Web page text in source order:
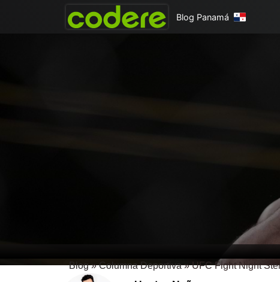
Blog Panamá
Blog»Columna Deportiva»UFC Fight Night